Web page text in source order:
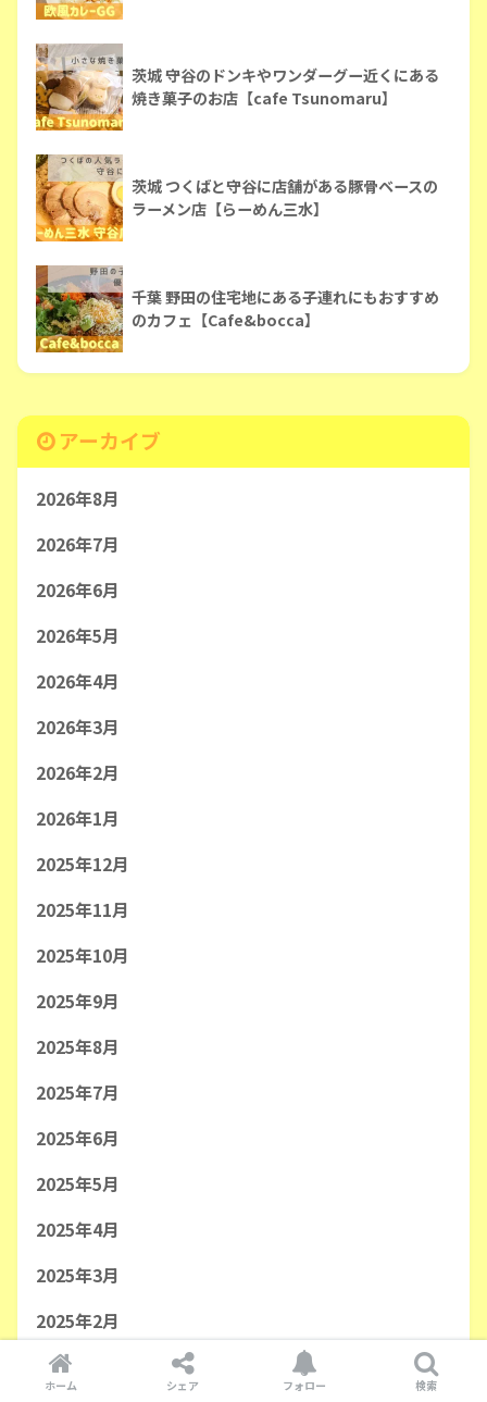
茨城 守谷のドンキやワンダーグー近くにある
焼き菓子のお店【cafe Tsunomaru】
茨城 つくばと守谷に店舗がある豚骨ベースの
ラーメン店【らーめん三水】
千葉 野田の住宅地にある子連れにもおすすめ
のカフェ【Cafe&bocca】
アーカイブ
2026年8月
2026年7月
2026年6月
2026年5月
2026年4月
2026年3月
2026年2月
2026年1月
2025年12月
2025年11月
2025年10月
2025年9月
2025年8月
2025年7月
2025年6月
2025年5月
2025年4月
2025年3月
2025年2月
2025年1月
ホーム シェア フォロー 検索